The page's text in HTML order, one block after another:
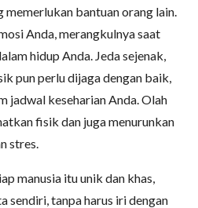
memerlukan bantuan orang lain.
Anda, merangkulnya saat
hidup Anda. Jeda sejenak,
pun perlu dijaga dengan baik,
jadwal keseharian Anda. Olah
fisik dan juga menurunkan
stres.
manusia itu unik dan khas,
sendiri, tanpa harus iri dengan